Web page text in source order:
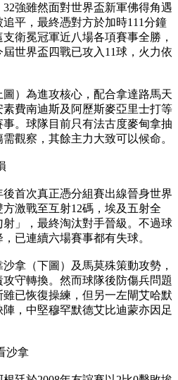
強雖然面對世界盃新軍佛得角遇
追平，最終憑對方於加時111分鐘
衛冕冠軍近八場各項賽事全勝，
世界盃四戰已攻入11球，火力依
）為進攻核心，配合拿達路馬天
費南迪斯及阿歷斯麥亞里士打等
。球隊目前只有法古度麥甸拿抽
觀察，其餘主力大致可以候命。
首次真正憑分組賽出線晉身世界
激戰至互射12碼，埃及五射全
」，最終淘汰對手晉級。不過球
已連續六場賽事都有失球。
拿（下圖）及馬莫殊策動攻勢，
守轉換。然而球隊後防傷兵問題
已恢復操練，但另一左閘艾哈默
，中堅穆罕默德艾比迪蒙亦因足
沙拿